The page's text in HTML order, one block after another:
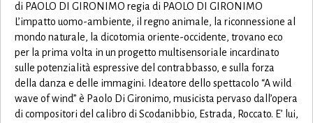
di PAOLO DI GIRONIMO regia di PAOLO DI GIRONIMO
L’impatto uomo-ambiente, il regno animale, la riconnessione al
mondo naturale, la dicotomia oriente-occidente, trovano eco
per la prima volta in un progetto multisensoriale incardinato
sulle potenzialità espressive del contrabbasso, e sulla forza
della danza e delle immagini. Ideatore dello spettacolo “A wild
wave of wind” è Paolo Di Gironimo, musicista pervaso dall’opera
di compositori del calibro di Scodanibbio, Estrada, Roccato. E’ lui,